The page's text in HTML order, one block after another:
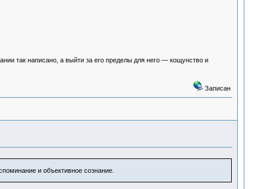
так написано, а выйти за его пределы для него — кощунство и
Записан
и объективное сознание.